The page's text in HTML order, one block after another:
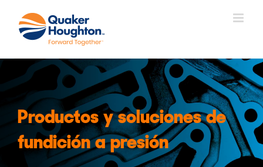
content
Productos y soluciones de
fundición a presión